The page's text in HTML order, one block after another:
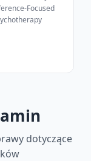
Focused
dotyczące